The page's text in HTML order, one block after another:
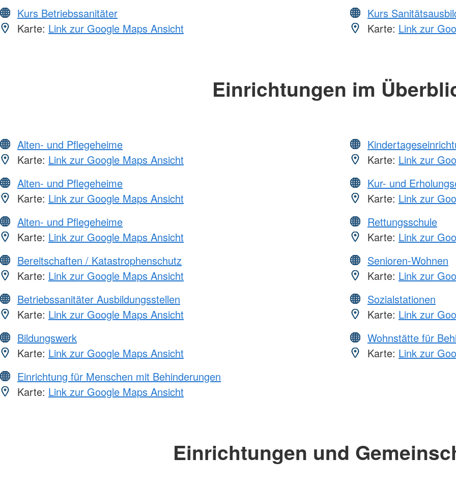
Kurs Betriebssanitäter
Karte: Link zur Google Maps Ansicht
Kurs
Karte: Link zur
Einrichtungen im
Alten- und Pflegeheime
Karte: Link zur Google Maps Ansicht
Alten- und Pflegeheime
Karte: Link zur Google Maps Ansicht
Alten- und Pflegeheime
Karte: Link zur Google Maps Ansicht
Bereitschaften / Katastrophenschutz
Karte: Link zur Google Maps Ansicht
Betriebssanitäter Ausbildungsstellen
Karte: Link zur Google Maps Ansicht
Bildungswerk
Karte: Link zur Google Maps Ansicht
Einrichtung für Menschen mit Behinderungen
Karte: Link zur Google Maps Ansicht
Karte: Link zur
Kur- und
Karte: Link zur
Rettungsschule
Karte: Link zur
Senioren-Wohnen
Karte: Link zur
Sozialstationen
Karte: Link zur
Wohnstätte für
Karte: Link zur
Einrichtungen und